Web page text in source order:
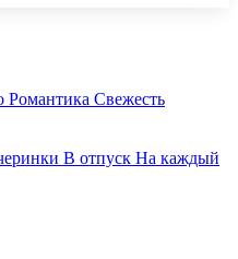
Романтика Свежесть
В отпуск На каждый